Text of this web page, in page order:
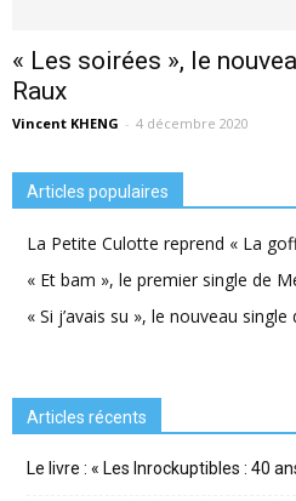
« Les soirées », le
Raux
Vincent KHENG - 4 décembre 2020
Articles populaires
La Petite Culotte reprend « La
« Et bam », le premier single de
« Si j’avais su », le nouveau
Articles récents
Le livre : « Les Inrockuptibles : 40